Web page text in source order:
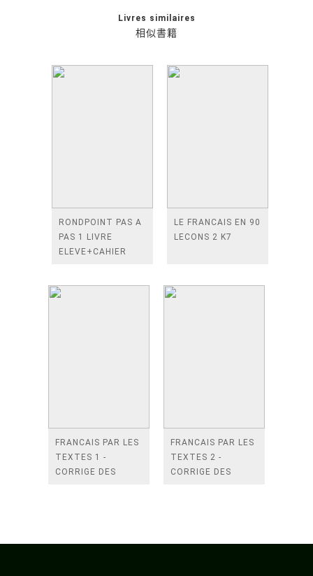
相似書籍
Livres similaires
RONDPOINT PAS A
PAS 1 LIVRE
ELEVE+CAHIER
LE FRANCAIS EN 90
LECONS 2 K7
FRANCAIS PAR LES
TEXTES 1 -
CORRIGE DES
FRANCAIS PAR LES
TEXTES 2 -
CORRIGE DES